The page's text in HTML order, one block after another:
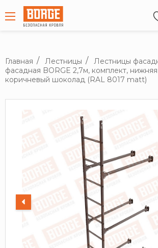
Главная Лестницы Лестницы
фасадная BORGE 2,7м, комплект,
коричневый шоколад (RAL 8017 matt)